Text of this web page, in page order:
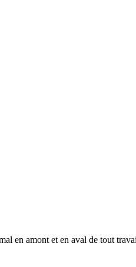
en amont et en aval de tout